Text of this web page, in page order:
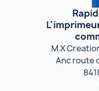
M.X
Anc route